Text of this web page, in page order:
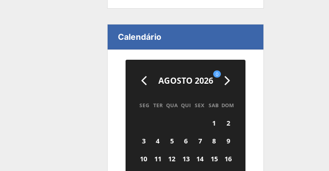
Calendário
AGOSTO 2026
0
SEG TER QUA QUI SEX SAB DOM
1
2
3
4 5 6 7 8
9
10
11 12 13 14 15
16